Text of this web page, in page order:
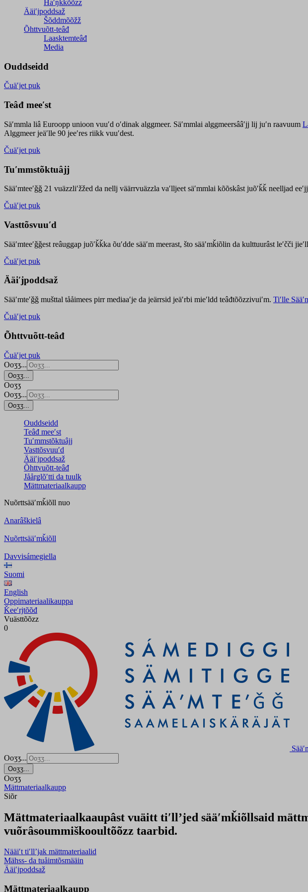
Haʹŋǩǩõõzz
Ääiʹjpoddsaž
Šõddmõõžž
Õhttvuõtt-teâđ
Laasktemteâđ
Media
Ouddseidd
Čuäʹjet puk
Teâđ meeʹst
Säʹmmla liâ Euroopp unioon vuuʹd oʹdinak alggmeer. Säʹmmlai alggmeersââʹjj lij juʹn raavuum
Alggmeer jeäʹlle 90 jeeʹres riikk vuuʹdest.
Čuäʹjet puk
Tuʹmmstõktuâjj
Sääʹmteeʹǧǧ 21 vuäzzliʹžžed da nellj väärrvuäzzla vaʹlljeet säʹmmlai kõõskâst juõʹǩǩ neelljad
Čuäʹjet puk
Vasttõsvuuʹd
Sääʹmteeʹǧǧest reâuggap juõʹǩǩka õuʹdde sääʹm meerast, što sääʹmǩiõlin da kulttuurâst leʹčči
Čuäʹjet puk
Ääiʹjpoddsaž
Sääʹmteʹǧǧ mušttal tååimees pirr mediaaʹje da jeärrsid jeäʹrbi mieʹldd teâđtõõzzivuiʹm. Tiʹlle
Čuäʹjet puk
Õhttvuõtt-teâđ
Čuäʹjet puk
Ooʒʒ...
Ooʒʒ...
Ooʒʒ
Ooʒʒ...
Ooʒʒ...
Ouddseidd
Teâđ meeʹst
Tuʹmmstõktuâjj
Vasttõsvuuʹd
Ääiʹjpoddsaž
Õhttvuõtt-teâđ
Jåårǥlõʹtti da tuulk
Mättmateriaalkaupp
Nuõrttsääʹmǩiõll nuo
Anarâškielâ
Nuõrttsääʹmǩiõll
Davvisámegiella
Suomi
English
Oppimateriaalikauppa
Ǩeeʹrjtõõđ
Vuästtõõzz
0
Ooʒʒ...
Ooʒʒ...
Ooʒʒ
Mättmateriaalkaupp
Siõr
Mättmateriaalkaaupâst vuäitt tiʹllʼjed sääʹmǩiõllsaid
vuõrâsoummiškooultõõzz taarbid.
Nääiʹt tiʹllʼjak mättmateriaalid
Mähss- da tuåimtõsmääin
Ääiʹjpoddsaž
Mättmateriaalkaupp